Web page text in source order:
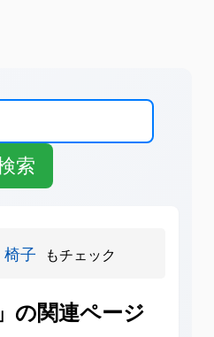
椅子 もチェック
の関連ページ